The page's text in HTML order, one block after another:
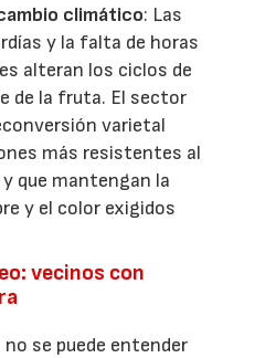
climático: Las
y la falta de horas
alteran los ciclos de
de la fruta. El sector
varietal
más resistentes al
que mantengan la
y el color exigidos
vecinos con
se puede entender